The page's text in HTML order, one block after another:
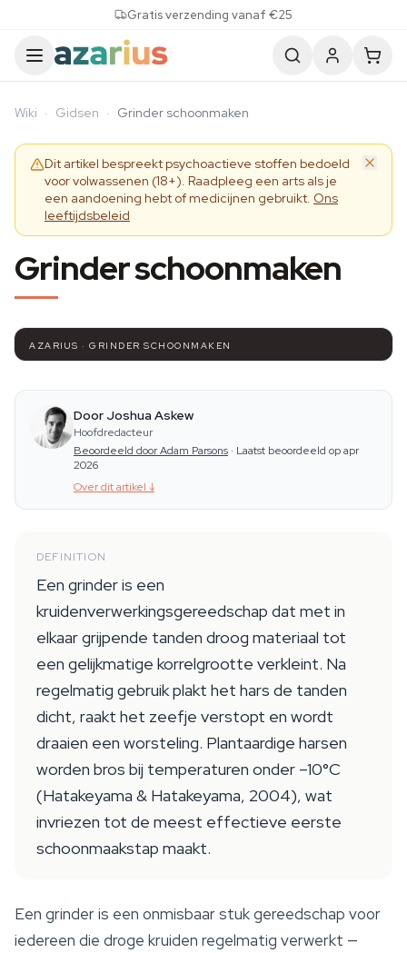
Gratis verzending vanaf €25
Wiki · Gidsen · Grinder schoonmaken
Dit artikel bespreekt psychoactieve stoffen bedoeld
voor volwassenen (18+). Raadpleeg een arts als je
een aandoening hebt of medicijnen gebruikt. Ons
leeftijdsbeleid
Grinder schoonmaken
AZARIUS · GRINDER SCHOONMAKEN
Door Joshua Askew
Hoofdredacteur
Beoordeeld door Adam Parsons · Laatst beoordeeld op apr
2026
Over dit artikel ↓
DEFINITION
Een grinder is een
kruidenverwerkingsgereedschap dat met in
elkaar grijpende tanden droog materiaal tot
een gelijkmatige korrelgrootte verkleint. Na
regelmatig gebruik plakt het hars de tanden
dicht, raakt het zeefje verstopt en wordt
draaien een worsteling. Plantaardige harsen
worden bros bij temperaturen onder –10°C
(Hatakeyama & Hatakeyama, 2004), wat
invriezen tot de meest effectieve eerste
schoonmaakstap maakt.
Een grinder is een onmisbaar stuk gereedschap voor
iedereen die droge kruiden regelmatig verwerkt —